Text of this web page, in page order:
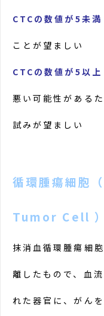
CTCの数値が5未満
ことが望ましい
CTCの数値が5以上
悪い可能性がある
試みが望ましい
循環腫瘍細胞
Tumor Cell
抹消血循環腫瘍細
離したもので、血
れた器官に、がん